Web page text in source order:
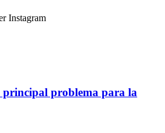
Instagram
principal problema para la